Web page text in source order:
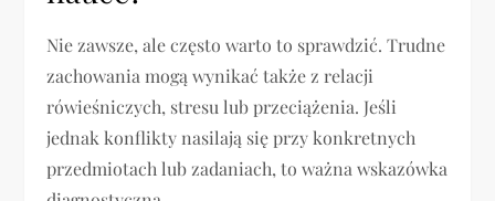
Nie zawsze, ale często warto to sprawdzić. Trudne
zachowania mogą wynikać także z relacji
rówieśniczych, stresu lub przeciążenia. Jeśli
jednak konflikty nasilają się przy konkretnych
przedmiotach lub zadaniach, to ważna wskazówka